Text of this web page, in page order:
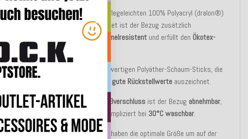
Das Sitzkissen besteht aus einer pflegeleichten 100% Polyacryl (dralon®)
ausgerüstet ist der Bezug zusätzlich
lichtecht,schimmelresistent und erfüllt den Ökotex-
Standard 100
Die Kissenfüllung besteht aus hochwertigen Polyäther-Schaum-Sticks, die
sich durch eine
gute Rückstellwerte auszeichnet.
Durch den verdeckt eingenähten
Reißverschluss ist der Bezug abnehmbar,
die Kissenbezüge sind dadurch unkompliziert bei 30°C waschbar.
Die Kissen sindstrapazierfähigund haben die optimale Größe um auf der